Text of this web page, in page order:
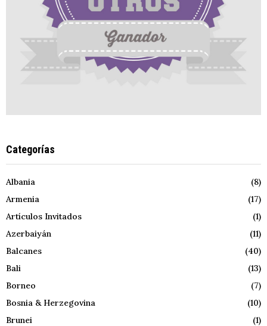
Categorías
Albania
(8)
Armenia
(17)
Artículos Invitados
(1)
Azerbaiyán
(11)
Balcanes
(40)
Bali
(13)
Borneo
(7)
Bosnia & Herzegovina
(10)
Brunei
(1)